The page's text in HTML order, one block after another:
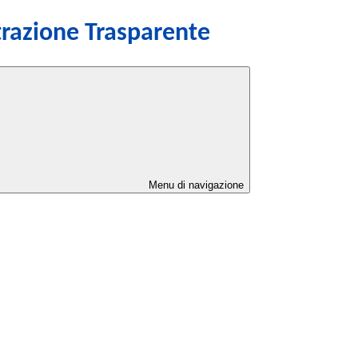
Trasparente
Menu di navigazione